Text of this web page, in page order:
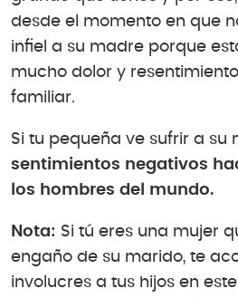
desde el momento en que
infiel a su madre porque
mucho dolor y
familiar.
Si tu pequeña ve sufrir a su
sentimientos negativos
los hombres del mundo.
Nota: Si tú eres una mujer
engaño de su marido, te
involucres a tus hijos en